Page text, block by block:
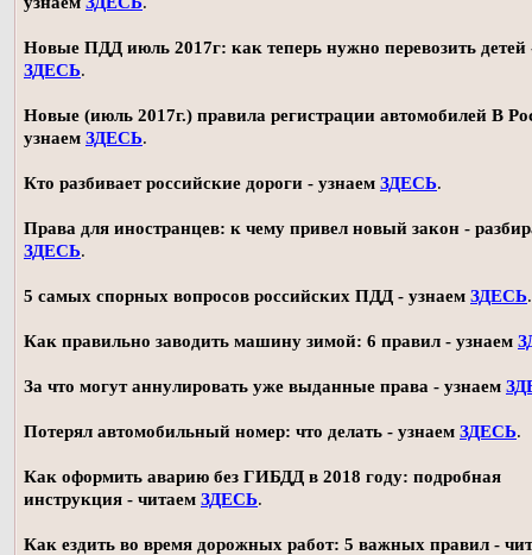
Новые ПДД июль 2017г: как теперь нужно перевозить детей
ЗДЕСЬ.
Новые (июль 2017г.) правила регистрации автомобилей В
узнаем ЗДЕСЬ.
Кто разбивает российские дороги - узнаем ЗДЕСЬ.
Права для иностранцев: к чему привел новый закон -
ЗДЕСЬ.
5 самых спорных вопросов российских ПДД - узнаем ЗДЕСЬ.
Как правильно заводить машину зимой: 6 правил - узнаем
За что могут аннулировать уже выданные права - узнаем
Потерял автомобильный номер: что делать - узнаем ЗДЕСЬ.
Как оформить аварию без ГИБДД в 2018 году: подробная
инструкция - читаем ЗДЕСЬ.
Как ездить во время дорожных работ: 5 важных правил -